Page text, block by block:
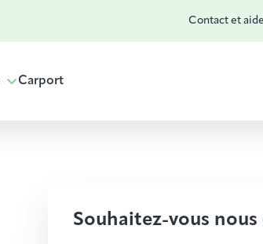
Contact et aide
Carport
Souhaitez-vous